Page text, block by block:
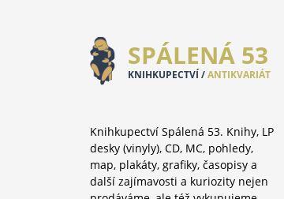
SPÁLENÁ 53
KNIHKUPECTVÍ /ANTIKVARIÁT
Knihkupectví Spálená 53. Knihy, LP
desky (vinyly), CD, MC, pohledy,
map, plakáty, grafiky, časopisy a
další zajímavosti a kuriozity nejen